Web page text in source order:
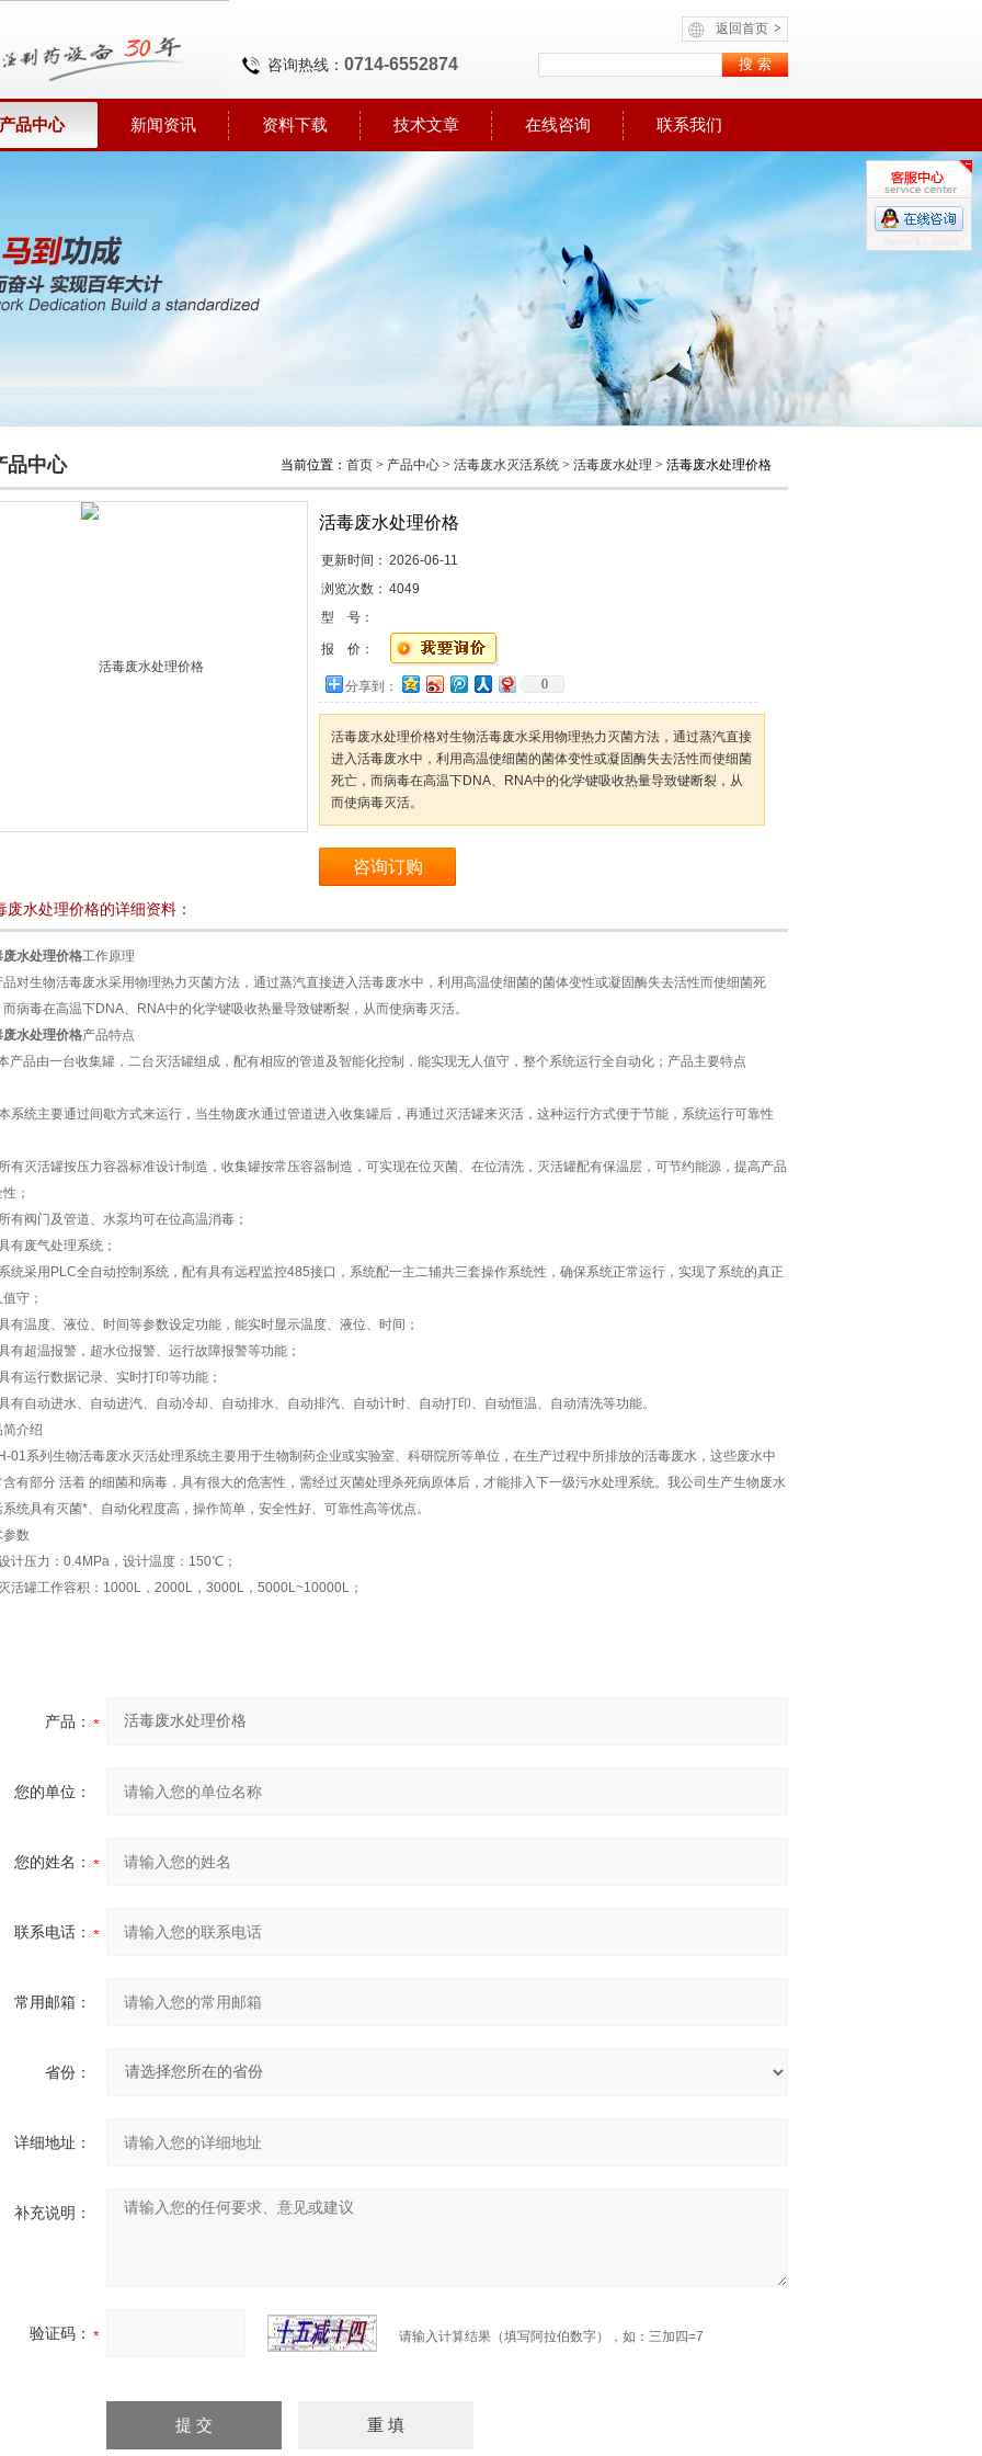
返回首页 >
咨询热线： 0714-6552874
产品中心 新闻资讯 资料下载 技术文章 在线咨询 联系我们
品中心 当前位置： 首页 > 产品中心 > 活毒废水灭活系统 > 活毒废水处理 > 活毒废水处理价格
活毒废水处理价格
更新时间： 2026-06-11
浏览次数： 4049
型 号：
报 价：
分享到： 0
活毒废水处理价格对生物活毒废水采用物理热力灭菌方法，通过蒸汽直接
进入活毒废水中，利用高温使细菌的菌体变性或凝固酶失去活性而使细菌
死亡，而病毒在高温下DNA、RNA中的化学键吸收热量导致键断裂，从
而使病毒灭活。
咨询订购
废水处理价格的详细资料：
废水处理价格工作原理
品对生物活毒废水采用物理热力灭菌方法，通过蒸汽直接进入活毒废水中，利用高温使细菌的菌体变性或凝固酶失去活性而使细菌死
而病毒在高温下DNA、RNA中的化学键吸收热量导致键断裂，从而使病毒灭活。
废水处理价格产品特点
品由一台收集罐，二台灭活罐组成，配有相应的管道及智能化控制，能实现无人值守，整个系统运行全自动化；产品主要特点
系统主要通过间歇方式来运行，当生物废水通过管道进入收集罐后，再通过灭活罐来灭活，这种运行方式便于节能，系统运行可靠性
有灭活罐按压力容器标准设计制造，收集罐按常压容器制造，可实现在位灭菌、在位清洗，灭活罐配有保温层，可节约能源，提高产品
；
有阀门及管道、水泵均可在位高温消毒；
有废气处理系统；
统采用PLC全自动控制系统，配有具有远程监控485接口，系统配一主二辅共三套操作系统性，确保系统正常运行，实现了系统的真正
守；
有温度、液位、时间等参数设定功能，能实时显示温度、液位、时间；
有超温报警，超水位报警、运行故障报警等功能；
有运行数据记录、实时打印等功能；
有自动进水、自动进汽、自动冷却、自动排水、自动排汽、自动计时、自动打印、自动恒温、自动清洗等功能。
简介绍
01系列生物活毒废水灭活处理系统主要用于生物制药企业或实验室、科研院所等单位，在生产过程中所排放的活毒废水，这些废水中
含有部分 活着 的细菌和病毒，具有很大的危害性，需经过灭菌处理杀死病原体后，才能排入下一级污水处理系统。我公司生产生物废水
系统具有灭菌*、自动化程度高，操作简单，安全性好、可靠性高等优点。
参数
计压力：0.4MPa，设计温度：150℃；
活罐工作容积：1000L，2000L，3000L，5000L~10000L；
产品：
您的单位：
您的姓名：
联系电话：
常用邮箱：
省份：
详细地址：
补充说明：
验证码： 请输入计算结果（填写阿拉伯数字），如：三加四=7